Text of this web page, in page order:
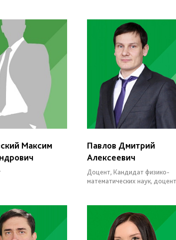
Максим
Павлов Дмитрий
Алексеевич
Доцент, Кандидат физико-
математических наук, доцент